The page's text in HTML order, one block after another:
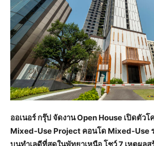
ออเนอร์ กรุ๊ป จัดงาน Open House เปิดตัว
Mixed-Use Project คอนโด Mixed-Use